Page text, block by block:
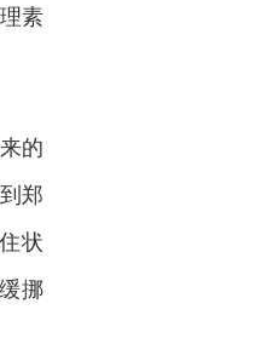
素
的
郑
状
挪